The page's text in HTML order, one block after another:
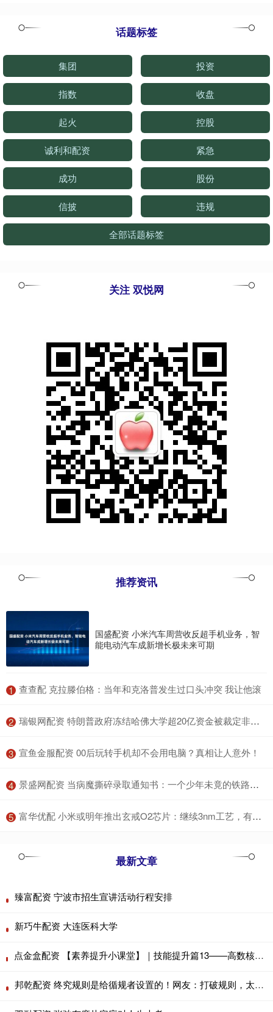
话题标签
集团 投资
指数 收盘
起火 控股
诚利和配资 紧急
成功 股份
信披 违规
全部话题标签
关注 双悦网
推荐资讯
国盛配资 小米汽车周营收反超手机业务，智
能电动汽车成新增长极未来可期
1 ​查查配 克拉滕伯格：当年和克洛普发生过口头冲突 我让他滚
2 ​瑞银网配资 特朗普政府冻结哈佛大学超20亿资金被裁定非法 | 环球市场
3 ​宣鱼金服配资 00后玩转手机却不会用电脑？真相让人意外！
4 ​景盛网配资 当病魔撕碎录取通知书：一个少年未竟的铁路梦与生命教育的沉重叩问
5 ​富华优配 小米或明年推出玄戒O2芯片：继续3nm工艺，有望给汽车安排上
最新文章
臻富配资 宁波市招生宣讲活动行程安排
新巧牛配资 大连医科大学
点金盒配资 【素养提升小课堂】｜技能提升篇13——高数核心考点梳理（5月8日直播预告）
邦乾配资 终究规则是给循规者设置的！网友：打破规则，太爽了